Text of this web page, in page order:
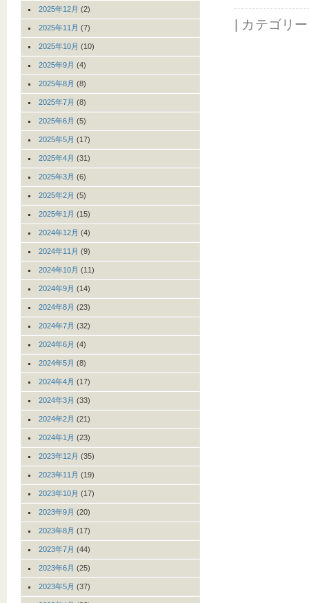
| カテゴリ
2025年12月 (2)
2025年11月 (7)
2025年10月 (10)
2025年9月 (4)
2025年8月 (8)
2025年7月 (8)
2025年6月 (5)
2025年5月 (17)
2025年4月 (31)
2025年3月 (6)
2025年2月 (5)
2025年1月 (15)
2024年12月 (4)
2024年11月 (9)
2024年10月 (11)
2024年9月 (14)
2024年8月 (23)
2024年7月 (32)
2024年6月 (4)
2024年5月 (8)
2024年4月 (17)
2024年3月 (33)
2024年2月 (21)
2024年1月 (23)
2023年12月 (35)
2023年11月 (19)
2023年10月 (17)
2023年9月 (20)
2023年8月 (17)
2023年7月 (44)
2023年6月 (25)
2023年5月 (37)